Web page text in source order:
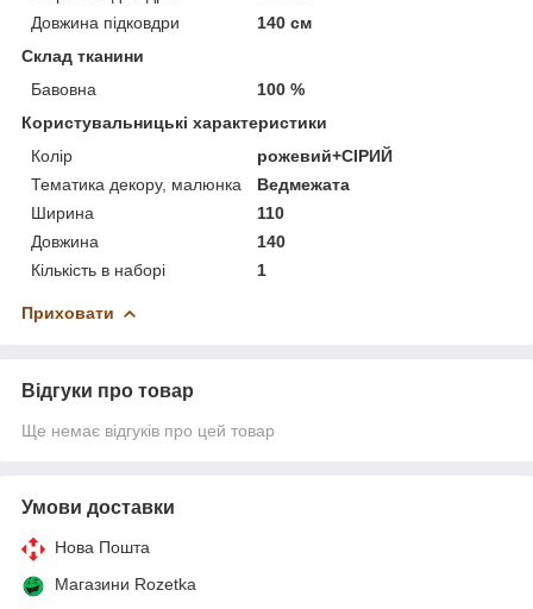
Довжина підковдри
140 см
Склад тканини
Бавовна
100 %
Користувальницькі характеристики
Колір
рожевий+СІРИЙ
Тематика декору, малюнка
Ведмежата
Ширина
110
Довжина
140
Кількість в наборі
1
Приховати
Відгуки про товар
Ще немає відгуків про цей товар
Умови доставки
Нова Пошта
Магазини Rozetka